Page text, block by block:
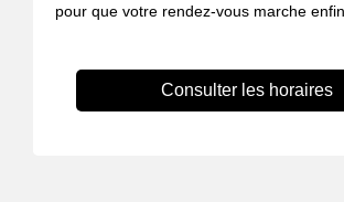
pour que votre rendez-vous marche
Consulter les horaires